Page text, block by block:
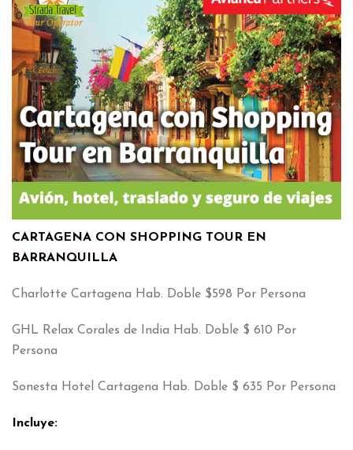
CARTAGENA CON SHOPPING TOUR EN
BARRANQUILLA
Charlotte Cartagena Hab. Doble $598 Por Persona
GHL Relax Corales de India Hab. Doble $ 610 Por
Persona
Sonesta Hotel Cartagena Hab. Doble $ 635 Por Persona
Incluye: